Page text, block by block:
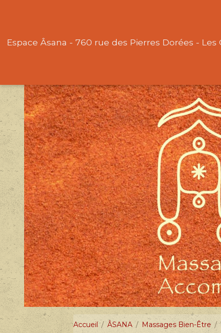
Espace Âsana - 760 rue des Pierres Dorées -
Accueil ÂSANA Massages Bien-Être